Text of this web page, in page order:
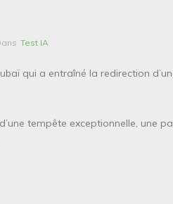
Test IA
qui a entraîné la redirection
tempête exceptionnelle, une